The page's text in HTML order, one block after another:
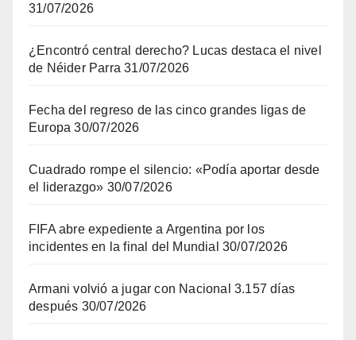
31/07/2026
¿Encontró central derecho? Lucas destaca el nivel
de Néider Parra 31/07/2026
Fecha del regreso de las cinco grandes ligas de
Europa 30/07/2026
Cuadrado rompe el silencio: «Podía aportar desde
el liderazgo» 30/07/2026
FIFA abre expediente a Argentina por los
incidentes en la final del Mundial 30/07/2026
Armani volvió a jugar con Nacional 3.157 días
después 30/07/2026